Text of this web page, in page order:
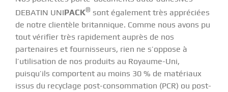
DEBATIN UNIPACK® sont également très appréciées
de notre clientèle britannique. Comme nous avons pu
tout vérifier très rapidement auprès de nos
partenaires et fournisseurs, rien ne s’oppose à
l’utilisation de nos produits au Royaume-Uni,
puisqu’ils comportent au moins 30 % de matériaux
issus du recyclage post-consommation (PCR) ou post-